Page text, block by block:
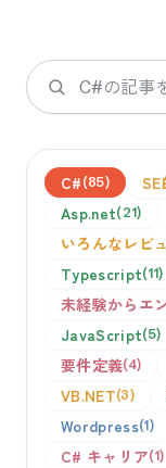
検索
C# 85 SE
Asp.net 21
いろんなレビ
Typescript 11
未経験からエ
JavaScript 5
要件定義 4
VB.NET 3
Wordpress 1
C# キャリア 1